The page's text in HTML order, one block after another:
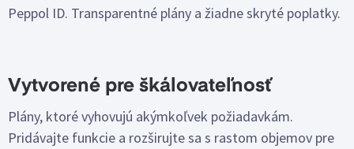
Peppol ID. Transparentné plány a žiadne skryté poplatky.
Vytvorené pre škálovateľnosť
Plány, ktoré vyhovujú akýmkoľvek požiadavkám.
Pridávajte funkcie a rozširujte sa s rastom objemov pre